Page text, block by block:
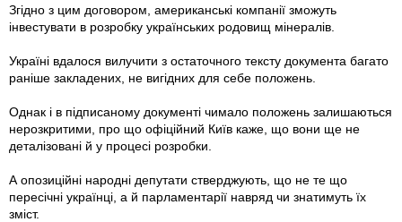
Згідно з цим договором, американські компанії зможуть
інвестувати в розробку українських родовищ мінералів.
Україні вдалося вилучити з остаточного тексту документа багато
раніше закладених, не вигідних для себе положень.
Однак і в підписаному документі чимало положень залишаються
нерозкритими, про що офіційний Київ каже, що вони ще не
деталізовані й у процесі розробки.
А опозиційні народні депутати стверджують, що не те що
пересічні українці, а й парламентарії навряд чи знатимуть їх
зміст.